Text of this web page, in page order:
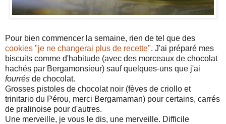
Pour bien commencer la semaine, rien de tel que des
cookies "je ne changerai plus de recette". J'ai préparé mes
biscuits comme d'habitude (avec des morceaux de chocolat
hachés par Bergamonsieur) sauf quelques-uns que j'ai
fourrés de chocolat.
Grosses pistoles de chocolat noir (fèves de criollo et
trinitario du Pérou, merci Bergamaman) pour certains, carrés
de pralinoise pour d'autres.
Une merveille, je vous le dis, une merveille. Difficile